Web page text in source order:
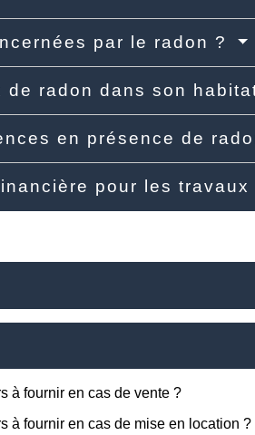
par le radon ?
de radon dans son
en présence de
pour les travaux
à fournir en cas de vente ?
à fournir en cas de mise en location ?